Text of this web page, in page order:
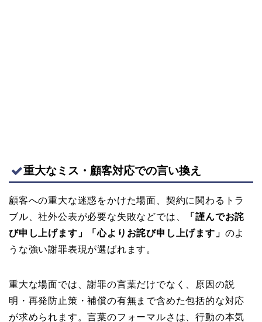
重大なミス・顧客対応での言い換え
顧客への重大な迷惑をかけた場面、契約に関わるトラ
ブル、社外公表が必要な失敗などでは、
「謹んでお詫
び申し上げます」「心よりお詫び申し上げます」 のよ
うな強い謝罪表現が選ばれます。
重大な場面では、謝罪の言葉だけでなく、原因の説
明・再発防止策・補償の有無まで含めた包括的な対応
が求められます。言葉のフォーマルさは、行動の本気